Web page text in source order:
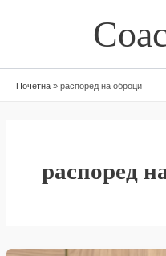
Почетна » распоред на оброци
распоред